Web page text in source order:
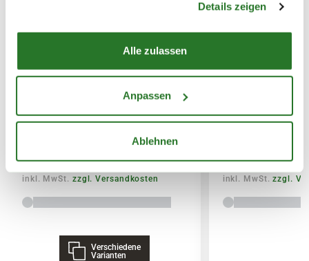
Details zeigen
Alle zulassen
Anpassen
Ablehnen
SPEDITIONSVERSAND
29,95€
7,99
inkl. MwSt. zzgl. Versandkosten
Verschiedene
Varianten
3,79
inkl. MwSt.zzgl.